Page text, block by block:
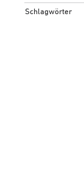
Schlagwörter